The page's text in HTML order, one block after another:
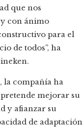
que nos
con ánimo
para el
de todos”, ha
la compañía ha
mejorar su
y afianzar su
de adaptación